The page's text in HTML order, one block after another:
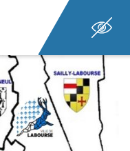
Rechercher